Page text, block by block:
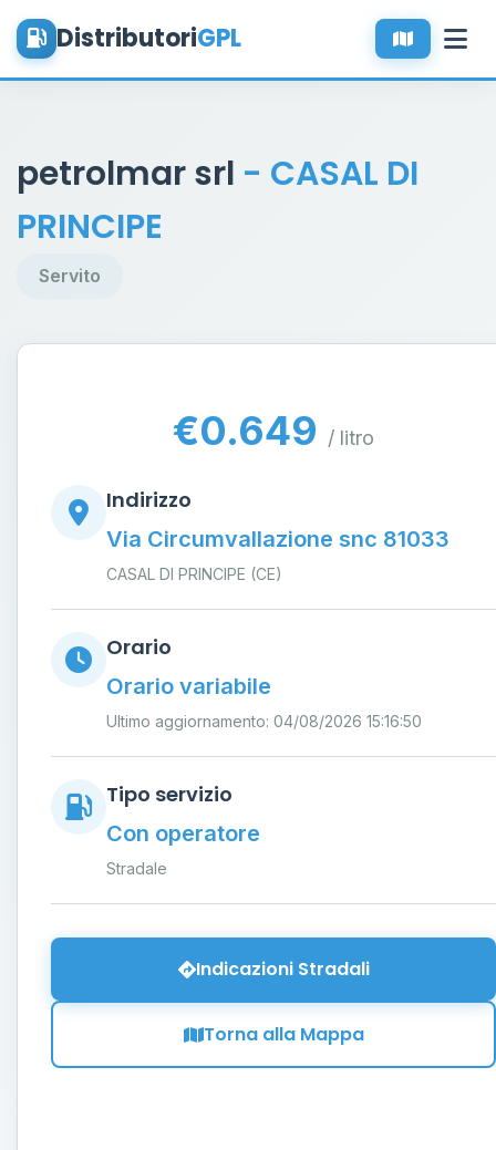
DistributoriGPL
petrolmar srl - CASAL DI
PRINCIPE
Servito
€0.649 / litro
Indirizzo
Via Circumvallazione snc 81033
CASAL DI PRINCIPE (CE)
Orario
Orario variabile
Ultimo aggiornamento: 04/08/2026 15:16:50
Tipo servizio
Con operatore
Stradale
Indicazioni Stradali
Torna alla Mappa